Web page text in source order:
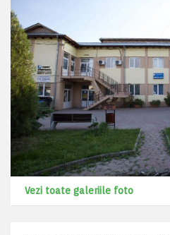
Vezi toate galeriile foto